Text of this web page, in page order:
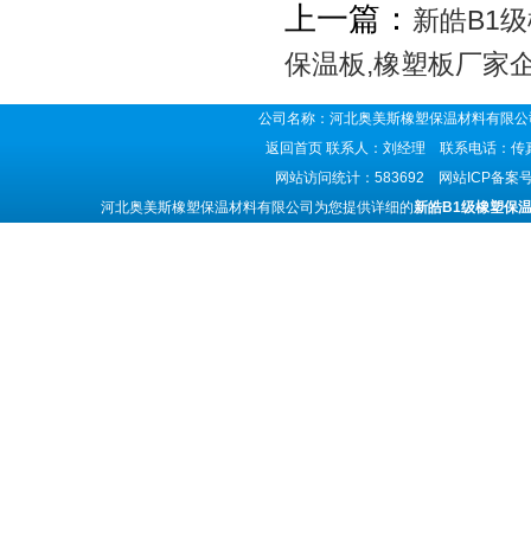
上一篇： 新皓B1
保温板,橡塑板厂家
公司名称：河北奥美斯橡塑保温材料有
返回首页 联系人：刘经理 联系电话：
网站访问统计：583692 网站ICP备案
河北奥美斯橡塑保温材料有限公司为您提供详细的新皓B1级橡塑保